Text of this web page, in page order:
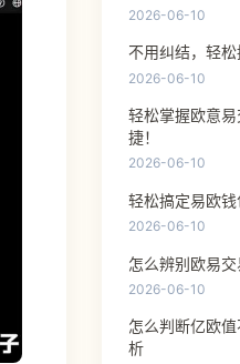
2026-06-10
不用纠结，轻松
2026-06-10
轻松掌握欧意
捷！
2026-06-10
轻松搞定易欧
2026-06-10
怎么辨别欧易交
2026-06-10
怎么判断亿欧
析